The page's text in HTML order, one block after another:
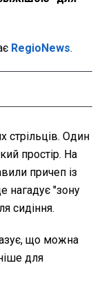
RegioNews.
стрільців. Один
простір. На
причеп із
нагадує "зону
сидіння.
що можна
для